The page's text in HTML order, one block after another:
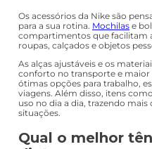
Os acessórios da Nike são
para a sua rotina. Mochilas e
compartimentos que facilitam
roupas, calçados e objetos
As alças ajustáveis e os
conforto no transporte e maior
ótimas opções para trabalho,
viagens. Além disso, itens
uso no dia a dia, trazendo
situações.
Qual o melhor